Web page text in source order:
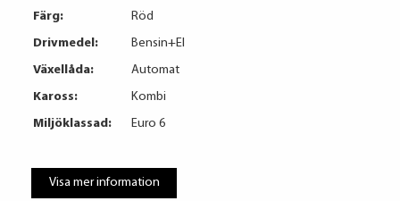
Färg:
Röd
Drivmedel:
Bensin+El
Växellåda:
Automat
Kaross:
Kombi
Miljöklassad:
Euro 6
Visa mer information